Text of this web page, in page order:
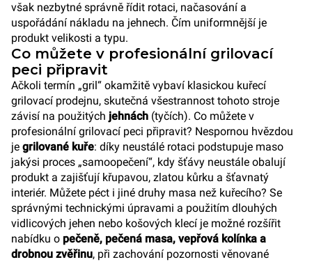
však nezbytné správně řídit rotaci, načasování a
uspořádání nákladu na jehnech. Čím uniformnější je
produkt velikosti a typu.
Co můžete v profesionální grilovací
peci připravit
Ačkoli termín „gril“ okamžitě vybaví klasickou kuřecí
grilovací prodejnu, skutečná všestrannost tohoto stroje
závisí na použitých jehnách (tyčích). Co můžete v
profesionální grilovací peci připravit? Nespornou hvězdou
je grilované kuře: díky neustálé rotaci podstupuje maso
jakýsi proces „samoopečení“, kdy šťávy neustále obalují
produkt a zajišťují křupavou, zlatou kůrku a šťavnatý
interiér. Můžete péct i jiné druhy masa než kuřecího? Se
správnými technickými úpravami a použitím dlouhých
vidlicových jehen nebo košových klecí je možné rozšířit
nabídku o pečeně, pečená masa, vepřová kolínka a
drobnou zvěřinu, při zachování pozornosti věnované